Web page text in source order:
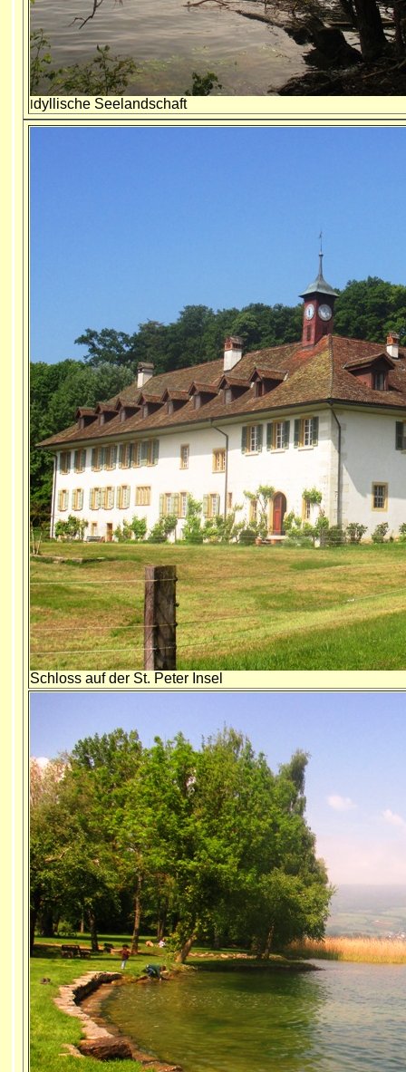
dyllische Seelandschaft
Schloss auf der St. Peter Insel